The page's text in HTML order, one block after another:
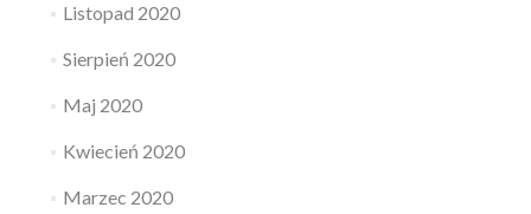
Listopad 2020
Sierpień 2020
Maj 2020
Kwiecień 2020
Marzec 2020